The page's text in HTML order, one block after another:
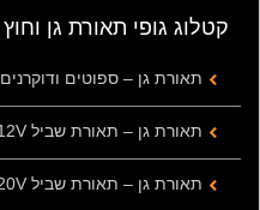
קטלוג גופי תאורת גן וחוץ
תאורת גן – ספוטים ודוקרנים 12V
תאורת גן – תאורת שביל 12V
תאורת גן – תאורת שביל 220V